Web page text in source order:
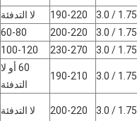
1.75 / 3.0
190-220 لا التدفئة
1.75 / 3.0
200-220
60-80
1.75 / 3.0
230-270
100-120
1.75 / 3.0
190-210
60 أو لا
التدفئة
1.75 / 3.0
200-220 لا التدفئة